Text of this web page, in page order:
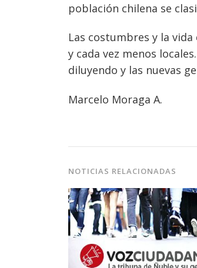
población chilena se
Las costumbres y la
y cada vez menos
diluyendo y las nuevas
Marcelo Moraga A.
NOTICIAS RELACIONADAS